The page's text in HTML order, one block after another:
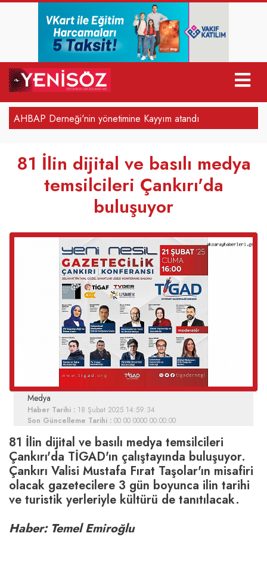
AHBAP Derneği'nin yönetimine Kayyım atandı
81 İlin dijital ve basılı medya
temsilcileri Çankırı'da
buluşuyor
Medya
Haber Tarihi : 18 Şubat 2025 14:59:34
Son Güncelleme Tarihi : 00 00 0000 00:00:00
81 İlin dijital ve basılı medya temsilcileri
Çankırı'da TİGAD'ın çalıştayında buluşuyor.
Çankırı Valisi Mustafa Fırat Taşolar'ın misafiri
olacak gazetecilere 3 gün boyunca ilin tarihi
ve turistik yerleriyle kültürü de tanıtılacak.
Haber: Temel Emiroğlu